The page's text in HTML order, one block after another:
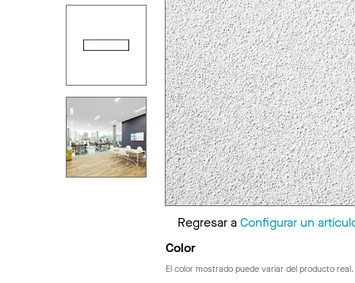
Regresar aConfigurar un
Color
El color mostrado puede variar del producto real.